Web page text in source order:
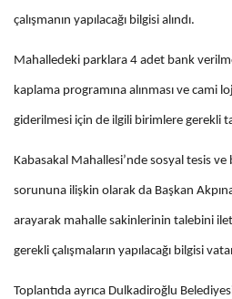
çalışmanın yapılacağı bilgisi alındı.
Mahalledeki parklara 4 adet bank
kaplama programına alınması ve cami
giderilmesi için de ilgili birimlere gerekli
Kabasakal Mahallesi’nde sosyal tesis ve
sorununa ilişkin olarak da Başkan
arayarak mahalle sakinlerinin talebini
gerekli çalışmaların yapılacağı bilgisi
Toplantıda ayrıca Dulkadiroğlu